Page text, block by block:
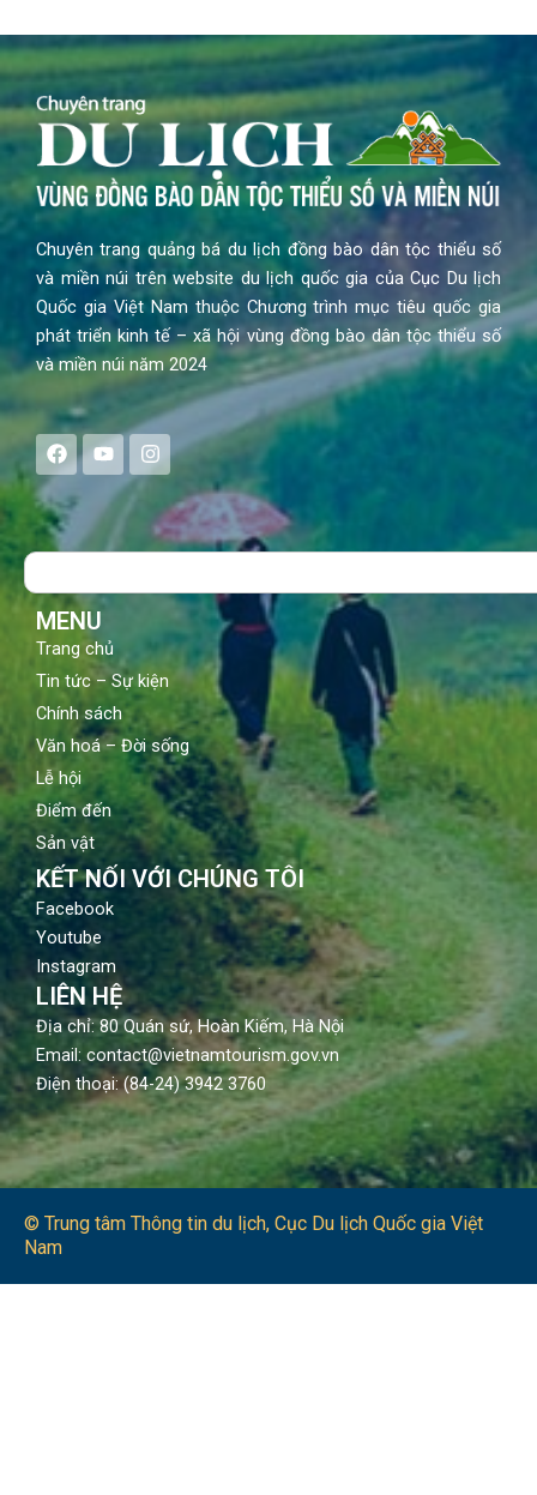
Chuyên trang quảng bá du lịch đồng bào dân tộc thiểu số
và miền núi trên website du lịch quốc gia của Cục Du lịch
Quốc gia Việt Nam thuộc Chương trình mục tiêu quốc gia
phát triển kinh tế – xã hội vùng đồng bào dân tộc thiểu số
và miền núi năm 2024
F
a
c
e
b
o
Y
o
u
t
u
b
I
n
s
a
g
Search
MENU
Trang chủ
Tin tức – Sự kiện
Chính sách
Văn hoá – Đời sống
Lễ hội
Điểm đến
Sản vật
KẾT NỐI VỚI CHÚNG TÔI
Facebook
Youtube
Instagram
LIÊN HỆ
Địa chỉ: 80 Quán sứ, Hoàn Kiếm, Hà Nội
Email: contact@vietnamtourism.gov.vn
Điện thoại: (84-24) 3942 3760
© Trung tâm Thông tin du lịch​, Cục Du lịch Quốc gia Việt
Nam